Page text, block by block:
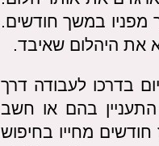
מפניו במשך חודשים.
את היהלום שאיבד.
בדרכו לעבודה דרך
התעניין בהם או חשב
מחייו בחיפוש